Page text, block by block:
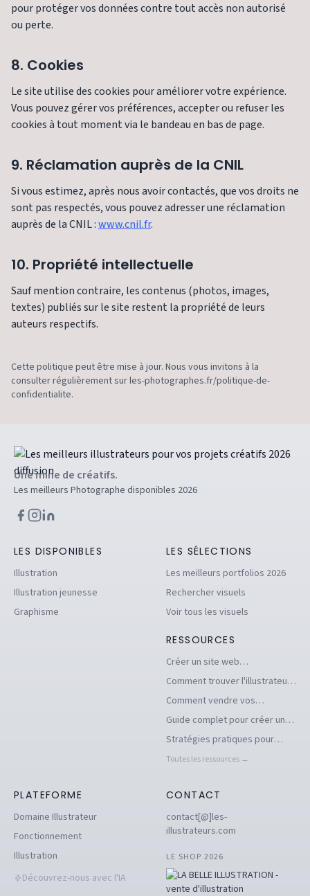
pour protéger vos données contre tout accès non autorisé
ou perte.
8. Cookies
Le site utilise des cookies pour améliorer votre expérience.
Vous pouvez gérer vos préférences, accepter ou refuser les
cookies à tout moment via le bandeau en bas de page.
9. Réclamation auprès de la CNIL
Si vous estimez, après nous avoir contactés, que vos droits ne
sont pas respectés, vous pouvez adresser une réclamation
auprès de la CNIL :www.cnil.fr.
10. Propriété intellectuelle
Sauf mention contraire, les contenus (photos, images,
textes) publiés sur le site restent la propriété de leurs
auteurs respectifs.
Cette politique peut être mise à jour. Nous vous invitons à la
consulter régulièrement sur les-photographes.fr/politique-de-
confidentialite.
Une mine de créatifs.
Les meilleurs Photographe disponibles 2026
LES DISPONIBLES
Illustration
Illustration jeunesse
Graphisme
LES SÉLECTIONS
Les meilleurs portfolios 2026
Rechercher visuels
Voir tous les visuels
RESSOURCES
Créer un site web
d'illustrations pour se
qu'illustrateur
Comment trouver l'illustrateur
freelance idéal pour votre
Comment vendre vos
illustrations facilement en ligne
Guide complet pour créer un
book d'illustration en ligne
pour illustrateurs
Stratégies pratiques pour
dénicher des commandes
Toutes les ressources →
PLATEFORME
Domaine Illustrateur
Fonctionnement
Illustration
Découvrez-nous avec l'IA
CONTACT
contact[@]les-
illustrateurs.com
LE SHOP 2026